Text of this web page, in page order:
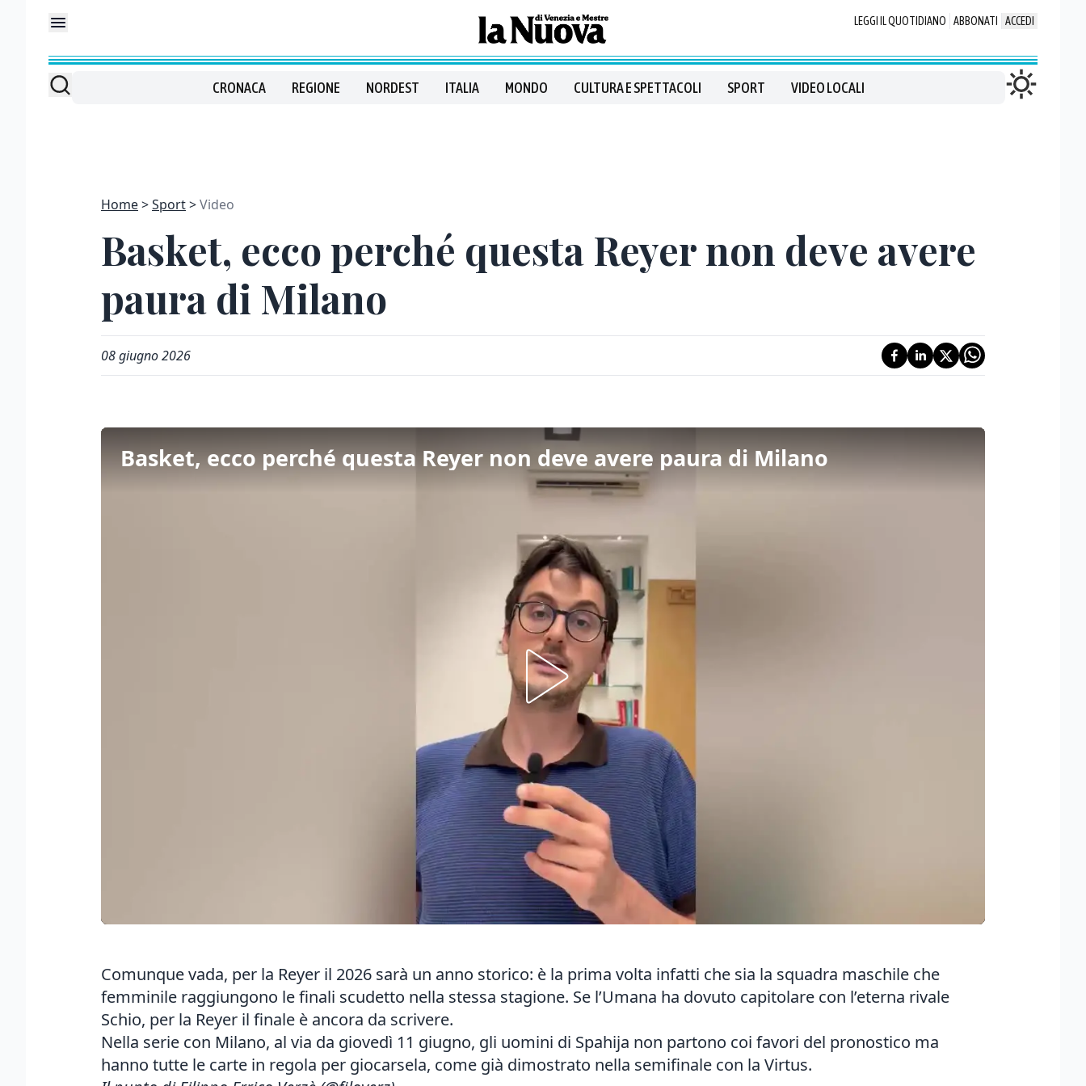
LEGGI IL QUOTIDIANO ABBONATI ACCEDI
CRONACA REGIONE NORDEST ITALIA MONDO CULTURA E SPETTACOLI SPORT VIDEO LOCALI
Home Sport Video
Basket, ecco perché questa Reyer non deve avere
paura di Milano
08 giugno 2026
Basket, ecco perché questa Reyer non deve avere paura di Milano
Comunque vada, per la Reyer il 2026 sarà un anno storico: è la prima volta infatti che sia la squadra maschile che
femminile raggiungono le finali scudetto nella stessa stagione. Se l’Umana ha dovuto capitolare con l’eterna rivale
Schio, per la Reyer il finale è ancora da scrivere.
Nella serie con Milano, al via da giovedì 11 giugno, gli uomini di Spahija non partono coi favori del pronostico ma
hanno tutte le carte in regola per giocarsela, come già dimostrato nella semifinale con la Virtus.